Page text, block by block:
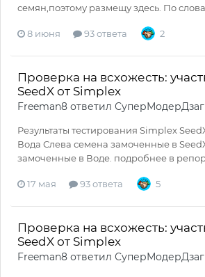
семян,поэтому размещу здесь. По
8 июня 93 ответа 2
Проверка на всхожесть:
SeedX от Simplex
Freeman8 ответил
Результаты тестирования Simplex
Вода Слева семена замоченные в
замоченные в Воде. подробнее в
17 мая 93 ответа 5
Проверка на всхожесть:
SeedX от Simplex
Freeman8 ответил